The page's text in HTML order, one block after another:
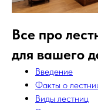
Все про
для вашего
Введение
Факты о
Виды лестниц